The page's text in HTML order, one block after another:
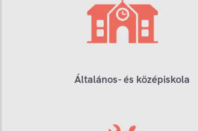
Általános- és középiskola